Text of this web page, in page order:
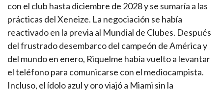
con el club hasta diciembre de 2028 y se sumaría a las
prácticas del Xeneize. La negociación se había
reactivado en la previa al Mundial de Clubes. Después
del frustrado desembarco del campeón de América y
del mundo en enero, Riquelme había vuelto a levantar
el teléfono para comunicarse con el mediocampista.
Incluso, el ídolo azul y oro viajó a Miami sin la